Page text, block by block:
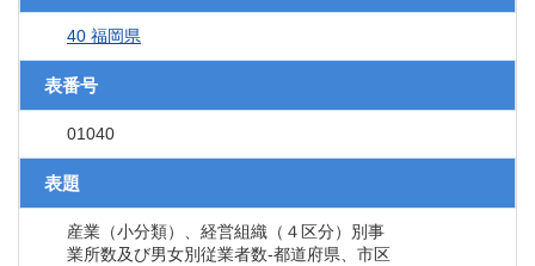
40 福岡県
表番号
01040
表題
産業（小分類）、経営組織（４区分）別事
業所数及び男女別従業者数‐都道府県、市区